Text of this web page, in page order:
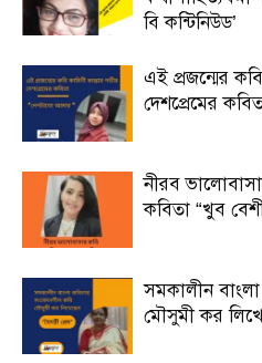
বি কন্টিনিউড’
এই প্রজন্মের
দেশপ্রেমের
নীরব
কবিতা “খুব
সমকালীন
মৌসুমী কর